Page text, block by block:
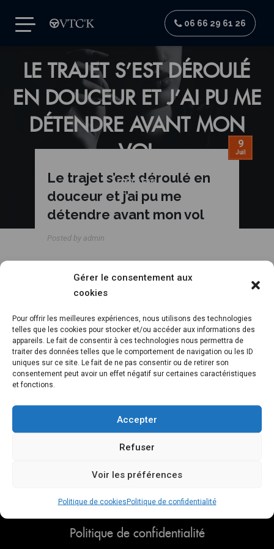
Gérer le consentement aux
cookies
Pour offrir les meilleures expériences, nous utilisons des technologies
telles que les cookies pour stocker et/ou accéder aux informations des
appareils. Le fait de consentir à ces technologies nous permettra de
traiter des données telles que le comportement de navigation ou les ID
uniques sur ce site. Le fait de ne pas consentir ou de retirer son
consentement peut avoir un effet négatif sur certaines caractéristiques
et fonctions.
Accepter
Refuser
Voir les préférences
Politique de cookiesPolitique de confidentialité
06 66 29 61 26
LE TRAJET S’EST DÉROULÉ
EN DOUCEUR ET J’AI PU ME
DÉTENDRE AVANT MON
VOL
REVIEW
9
Juil
Le trajet s’est déroulé en
douceur et j’ai pu me
détendre avant mon vol
Posted by admin
Le trajet s’est déroulé en douceur et j’ai pu
me détendre avant mon vol – Sophie G.
Politique de confidentialité